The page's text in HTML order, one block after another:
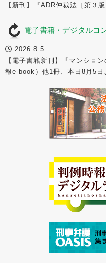
【新刊】『ADR仲裁法［第３
電子書籍・デジタルコ
2026.8.5
【電子書籍新刊】『マンショ
報e-book）他1冊、本日8月5日